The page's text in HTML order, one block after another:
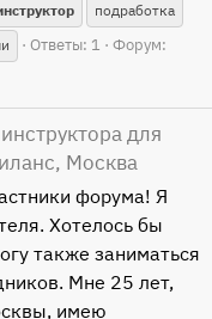
подработка
Ответы: 1
Форум:
для
Москва
форума! Я
Хотелось бы
также заниматься
Мне 25 лет,
имею